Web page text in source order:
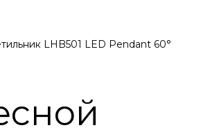
LHB501 LED Pendant 60°